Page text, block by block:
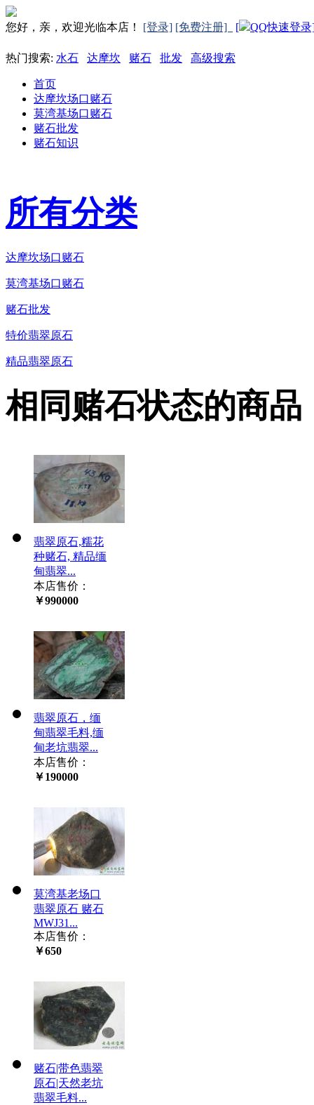
您好，亲，欢迎光临本店！ [登录] [免费注册] [ QQ快速登
热门搜索: 水石 达摩坎 赌石 批发 高级搜索
首页
达摩坎场口赌石
莫湾基场口赌石
赌石批发
赌石知识
所有分类
达摩坎场口赌石
莫湾基场口赌石
赌石批发
特价翡翠原石
精品翡翠原石
相同赌石状态的商品
翡翠原石,糯花
种赌石, 精品缅
甸翡翠...
本店售价：
￥990000
翡翠原石，缅
甸翡翠毛料,缅
甸老坑翡翠...
本店售价：
￥190000
莫湾基老场口
翡翠原石 赌石
MWJ31...
本店售价：
￥650
赌石|带色翡翠
原石|天然老坑
翡翠毛料...